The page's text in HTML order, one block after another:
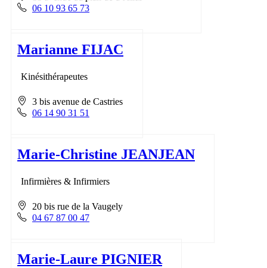
06 10 93 65 73
Marianne FIJAC
Kinésithérapeutes
3 bis avenue de Castries
06 14 90 31 51
Marie-Christine JEANJEAN
Infirmières & Infirmiers
20 bis rue de la Vaugely
04 67 87 00 47
Marie-Laure PIGNIER